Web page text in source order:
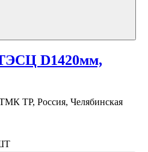
D1420мм,
ТР, Россия, Челябинская